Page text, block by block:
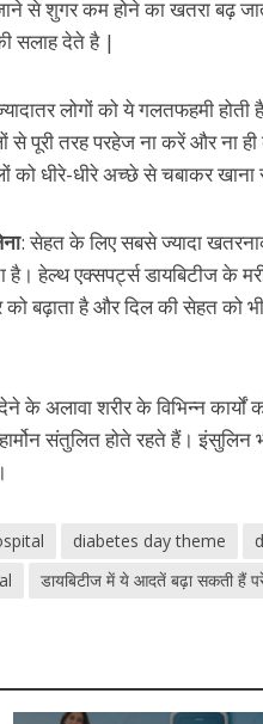
से शुगर कम होने का खतरा बढ़
सलाह देते है |
लोगों को ये गलतफहमी
पूरी तरह परहेज ना करें और ना ही
को धीरे-धीरे अच्छे से चबाकर खाना
: सेहत के लिए सबसे ज्यादा
है। हेल्थ एक्सपर्ट्स डायबिटीज के
बढ़ाता है और दिल की सेहत को
के अलावा शरीर के विभिन्न
संतुलित होते रहते हैं। इंसुलिन
diabetes day theme
डायबिटीज में ये आदतें बढ़ा सकती हैं